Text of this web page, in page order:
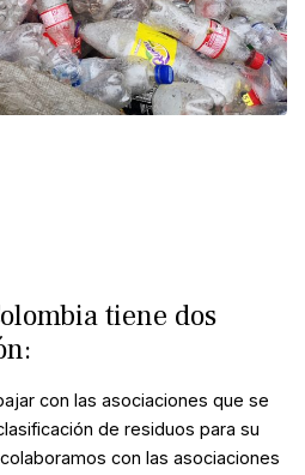
tiene dos
con las asociaciones que se
de residuos para su
con las asociaciones